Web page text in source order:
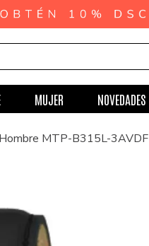
MUJER NOVEDADES
MTP-B315L-3AVDF